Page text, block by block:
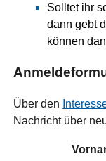
Solltet ihr
dann gebt
können
Über den
Nachricht über